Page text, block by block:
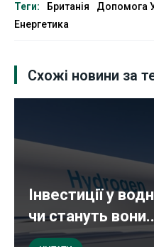
Теги: Британія Допомога
Енергетика
Схожі новини за
Інвестиції у
чи стануть